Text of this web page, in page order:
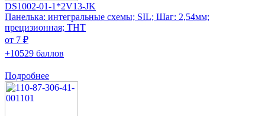
DS1002-01-1*2V13-JK
Панелька: интегральные схемы; SIL; Шаг: 2,54мм;
прецизионная; THT
от 7 ₽
+10529 баллов
Подробнее